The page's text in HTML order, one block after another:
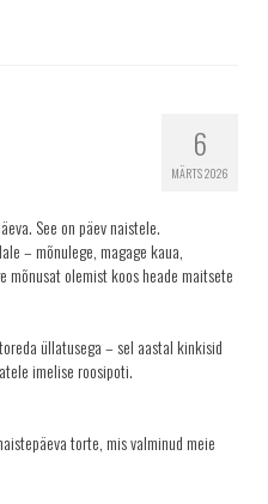
6
MÄRTS 2026
See on päev naistele.
– mõnulege, magage kaua,
mõnusat olemist koos heade maitsete
üllatusega – sel aastal kinkisid
imelise roosipoti.
torte, mis valminud meie